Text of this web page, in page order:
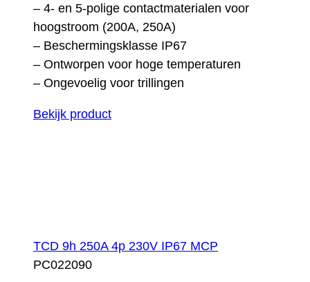
– 4- en 5-polige contactmaterialen voor
hoogstroom (200A, 250A)
– Beschermingsklasse IP67
– Ontworpen voor hoge temperaturen
– Ongevoelig voor trillingen
Bekijk product
TCD 9h 250A 4p 230V IP67 MCP
PC022090